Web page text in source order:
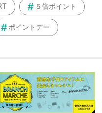
５倍ポイント
ポイントデー